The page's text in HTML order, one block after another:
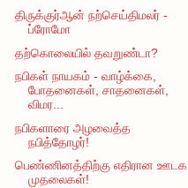
திருக்குர்ஆன் நற்செய்திமலர் -
ப்ரோமோ
தற்கொலையில் தவறுண்டா?
நபிகள் நாயகம் - வாழ்க்கை,
போதனைகள், சாதனைகள்,
விமர...
நபிகளாரை அழவைத்த
நபித்தோழர்!
பெண்ணினத்திற்கு எதிரான ஊடக
முதலைகள்!